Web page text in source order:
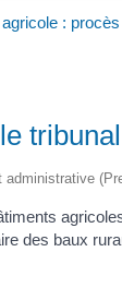
agricole :
des baux